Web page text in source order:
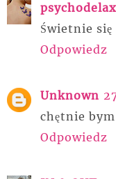
Świetnie
Odpowiedz
Unknown
chętnie
Odpowiedz